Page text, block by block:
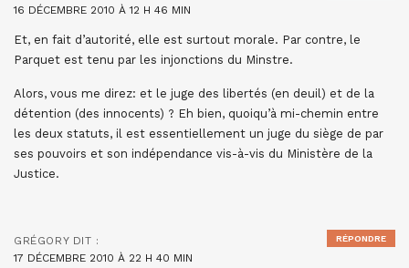
16 DÉCEMBRE 2010 À 12 H 46 MIN
Et, en fait d’autorité, elle est surtout morale. Par contre, le
Parquet est tenu par les injonctions du Minstre.
Alors, vous me direz: et le juge des libertés (en deuil) et de la
détention (des innocents) ? Eh bien, quoiqu’à mi-chemin entre
les deux statuts, il est essentiellement un juge du siège de par
ses pouvoirs et son indépendance vis-à-vis du Ministère de la
Justice.
GRÉGORY DIT :
17 DÉCEMBRE 2010 À 22 H 40 MIN
RÉPONDRE